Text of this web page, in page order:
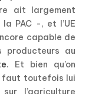
ait largement
PAC -, et l’UE
capable de
producteurs au
. Et bien qu’on
faut toutefois lui
l’agriculture